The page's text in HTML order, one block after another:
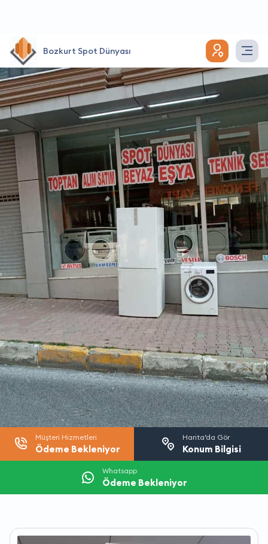
Bozkurt Spot Dünyası
Müşteri Hizmetleri
Ödeme Bekleniyor
Harita’da Gör
Konum Bilgisi
Whatsapp
Ödeme Bekleniyor